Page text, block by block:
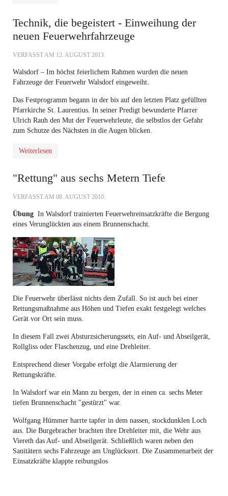
Technik, die begeistert - Einweihung der
neuen Feuerwehrfahrzeuge
VERFASST AM 12. AUGUST 2013.
Walsdorf – Im höchst feierlichem Rahmen wurden die neuen
Fahrzeuge der Feuerwehr Walsdorf eingeweiht.
Das Festprogramm begann in der bis auf den letzten Platz gefüllten
Pfarrkirche St. Laurentius. In seiner Predigt bewunderte Pfarrer
Ulrich Rauh den Mut der Feuerwehrleute, die selbstlos der Gefahr
zum Schutze des Nächsten in die Augen blicken.
Weiterlesen
"Rettung" aus sechs Metern Tiefe
VERFASST AM 08. AUGUST 2010.
Übung In Walsdorf trainierten Feuerwehreinsatzkräfte die Bergung
eines Verunglückten aus einem Brunnenschacht.
Die Feuerwehr überlässt nichts dem Zufall. So ist auch bei einer
Rettungsmaßnahme aus Höhen und Tiefen exakt festgelegt welches
Gerät vor Ort sein muss.
In diesem Fall zwei Absturzsicherungssets, ein Auf- und Abseilgerät,
Rollgliss oder Flaschenzug, und eine Drehleiter.
Entsprechend dieser Vorgabe erfolgt die Alarmierung der
Rettungskräfte.
In Walsdorf war ein Mann zu bergen, der in einen ca. sechs Meter
tiefen Brunnenschacht "gestürzt" war.
Wolfgang Hümmer harrte tapfer in dem nassen, stockdunklen Loch
aus. Die Burgebracher brachten ihre Drehleiter mit, die Wehr aus
Viereth das Auf- und Abseilgerät. Schließlich waren neben den
Sanitätern sechs Fahrzeuge am Unglücksort. Die Zusammenarbeit der
Einsatzkräfte klappte reibungslos